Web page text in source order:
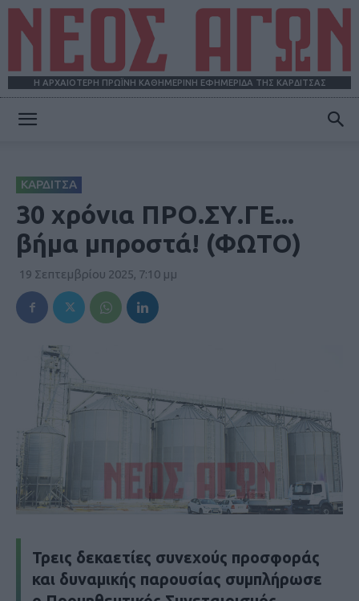
Η ΑΡΧΑΙΟΤΕΡΗ ΠΡΩΪΝΗ ΚΑΘΗΜΕΡΙΝΗ ΕΦΗΜΕΡΙΔΑ ΤΗΣ ΚΑΡΔΙΤΣΑΣ
ΚΑΡΔΙΤΣΑ
30 χρόνια ΠΡΟ.ΣΥ.ΓΕ...
βήμα μπροστά! (ΦΩΤΟ)
19 Σεπτεμβρίου 2025, 7:10 μμ
Τρεις δεκαετίες συνεχούς προσφοράς
και δυναμικής παρουσίας συμπλήρωσε